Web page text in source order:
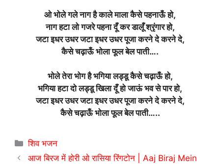
ओ भोले गले नाग है काले माला कैसे पहनाऊँ हो,
नाग हटा लो गजरे पहना दूँ कर डालूँ श्रृंगार हो,
जटा इधर उधर जटा इधर उधर पूजा करने दे करने दे,
कैसे चढ़ाऊँ भोला फूल बेल पाती….
भोले तेरा भोग है भगिया लड्डू कैसे चढ़ाऊँ हो,
भगिया हटा दो लड्डू खिला दूँ हो जाऊं भव से पार हो,
जटा इधर उधर जटा इधर उधर पूजा करने दे करने दे,
कैसे चढ़ाऊँ भोला फूल बेल पाती…..
Categories
शिव भजन
आज बिरज में होरी ओ रासिया रिंगटोन | Aaj Biraj Mein